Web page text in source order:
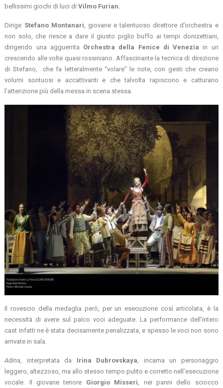
bellissimi giochi di luci diVilmo Furian.
Dirige Stefano Montanari, giovane e talentuoso direttore d’orchestra e
non solo, che riesce a dare il giusto piglio buffo ai tempi donizettiani,
dirigendo una agguerrita Orchestra della Fenice di Venezia in un
crescendo alle volte quasi rossiniano. Affascinante la tecnica di direzione
di Stefano, che fa letteralmente “volare” le note, con gesti che creano
volumi sontuosi e accattivanti e che talvolta rapiscono e catturano
l’attenzione più della messa in scena stessa.
Il rovescio della medaglia però, per un esecuzione così articolata, è la
necessità di avere sul palco voci adeguate. La performance dell’intero
cast infatti ne è stata decisamente penalizzata, e spesso le voci non sono
arrivate in sala.
Adina, interpretata da Irina Dubrovskaya, incarna un personaggio
leggero, altezzoso, ma allo stesso tempo pulito e corretto nell’esecuzione
vocale. Il giovane tenore Giorgio Misseri, nei panni dello sciocco